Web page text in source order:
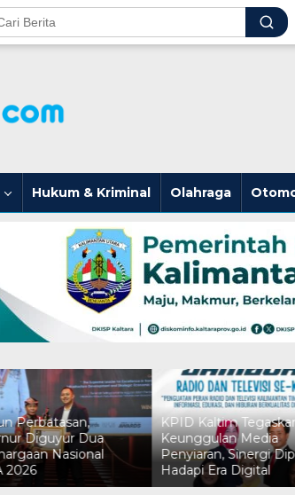
Hukum & Kriminal Olahraga
Perbatasan,
Diguyur Dua
Nasional
2026
KPID Kaltim
Keunggulan Media
Penyiaran, Sinergi
Hadapi Era Digital